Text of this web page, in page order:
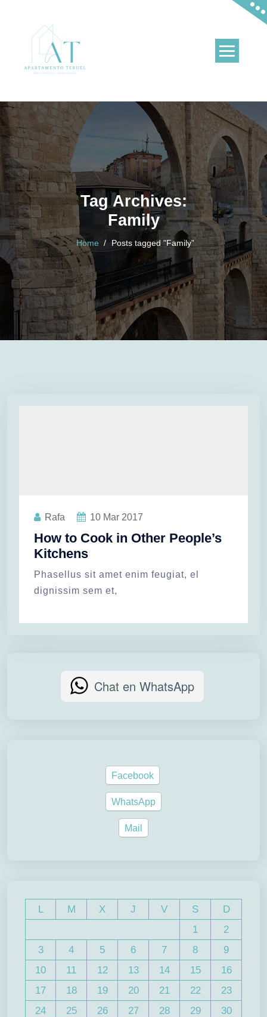
Apartamentos en Teruel y en La Puebla de Valverde
Tag Archives:
Family
Home / Posts tagged "Family"
Rafa 10 Mar 2017
How to Cook in Other People’s
Kitchens
Phasellus sit amet enim feugiat, el
dignissim sem et,
Chat en WhatsApp
Facebook
WhatsApp
Mail
L M X J V S
D
1
2
3
4 5 6 7 8
9
10
11 12 13 14 15
16
17
18 19 20 21 22
23
24
25 26 27 28 29
30